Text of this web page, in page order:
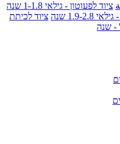
ציוד לפעוטון - גילאי 1-1.8 שנה
2.8 שנה
ציוד לכיתת